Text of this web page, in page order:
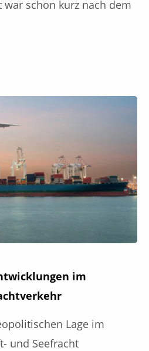
schon kurz nach dem
im
Lage im
und Seefracht